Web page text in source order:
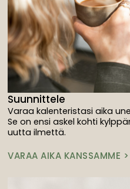
Suunnittele
Varaa kalenteristasi aika
Se on ensi askel kohti
uutta ilmettä.
VARAA AIKA KANSSAMME >